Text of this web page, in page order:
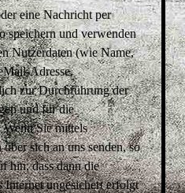
eine Nachricht per
speichern und verwenden
Nutzerdaten (wie Name,
Adresse,
zur Durchführung der
und für die
Sie mittels
sich an uns senden, so
hin, dass dann die
Internet ungesichert erfolgt